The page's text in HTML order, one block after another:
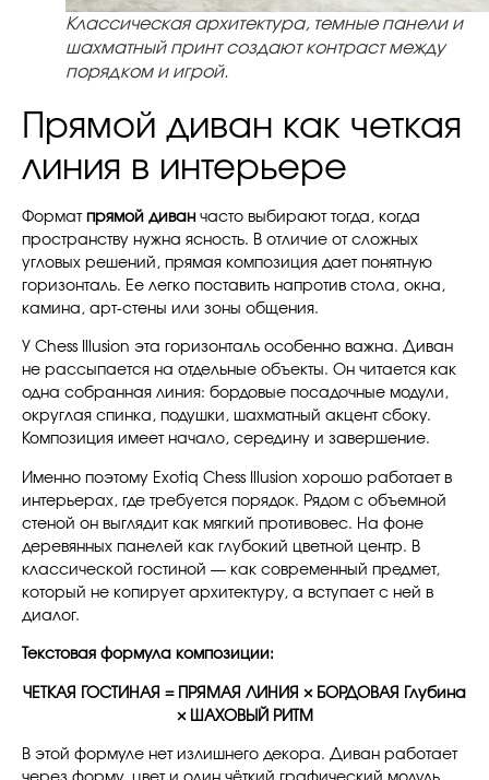
Классическая архитектура, темные панели и
шахматный принт создают контраст между
порядком и игрой.
Прямой диван как четкая
линия в интерьере
Формат прямой диван часто выбирают тогда, когда
пространству нужна ясность. В отличие от сложных
угловых решений, прямая композиция дает понятную
горизонталь. Ее легко поставить напротив стола, окна,
камина, арт-стены или зоны общения.
У Chess Illusion эта горизонталь особенно важна. Диван
не рассыпается на отдельные объекты. Он читается как
одна собранная линия: бордовые посадочные модули,
округлая спинка, подушки, шахматный акцент сбоку.
Композиция имеет начало, середину и завершение.
Именно поэтому Exotiq Chess Illusion хорошо работает в
интерьерах, где требуется порядок. Рядом с объемной
стеной он выглядит как мягкий противовес. На фоне
деревянных панелей как глубокий цветной центр. В
классической гостиной — как современный предмет,
который не копирует архитектуру, а вступает с ней в
диалог.
Текстовая формула композиции:
ЧЕТКАЯ ГОСТИНАЯ = ПРЯМАЯ ЛИНИЯ × БОРДОВАЯ Глубина
× ШАХОВЫЙ РИТМ
В этой формуле нет излишнего декора. Диван работает